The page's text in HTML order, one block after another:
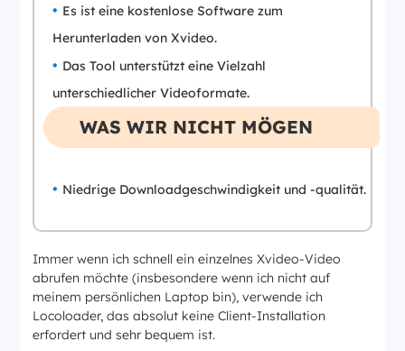
Es ist eine kostenlose Software zum
Herunterladen von Xvideo.
Das Tool unterstützt eine Vielzahl
unterschiedlicher Videoformate.
WAS WIR NICHT MÖGEN
Niedrige Downloadgeschwindigkeit und -qualität.
Immer wenn ich schnell ein einzelnes Xvideo-Video
abrufen möchte (insbesondere wenn ich nicht auf
meinem persönlichen Laptop bin), verwende ich
Locoloader, das absolut keine Client-Installation
erfordert und sehr bequem ist.